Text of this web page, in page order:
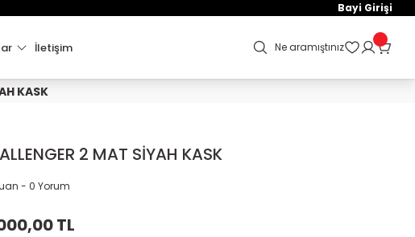
Bayi Girişi
İletişim Ne aramıştınız
KASK
2 MAT SİYAH KASK
- 0 Yorum
TL